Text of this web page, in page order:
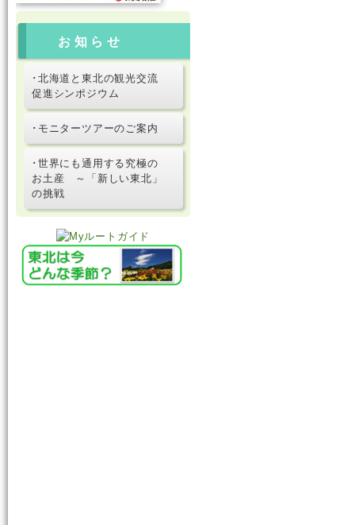
お知らせ
･北海道と東北の観光交流
促進シンポジウム
･モニターツアーのご案内
･世界にも通用する究極の
お土産 ～「新しい東北」
の挑戦